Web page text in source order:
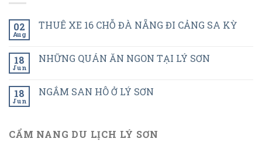
02
Aug
THUÊ XE 16 CHỖ ĐÀ NẴNG ĐI CẢNG SA KỲ
18
Jun
NHỮNG QUÁN ĂN NGON TẠI LÝ SƠN
18
Jun
NGẮM SAN HÔ Ở LÝ SƠN
CẨM NANG DU LỊCH LÝ SƠN